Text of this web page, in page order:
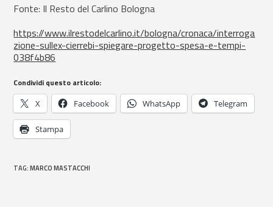
Fonte: Il Resto del Carlino Bologna
https://www.ilrestodelcarlino.it/bologna/cronaca/interroga
zione-sullex-cierrebi-spiegare-progetto-spesa-e-tempi-
038f4b86
Condividi questo articolo:
X Facebook WhatsApp Telegram
Stampa
TAG:MARCO MASTACCHI